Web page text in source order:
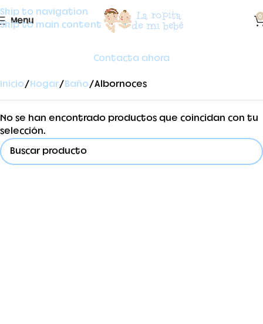
Skip to navigation
Skip to main content
Menu 0
Contacta ahora
Inicio Hogar Baño Albornoces
No se han encontrado productos que coincidan con tu
selección.